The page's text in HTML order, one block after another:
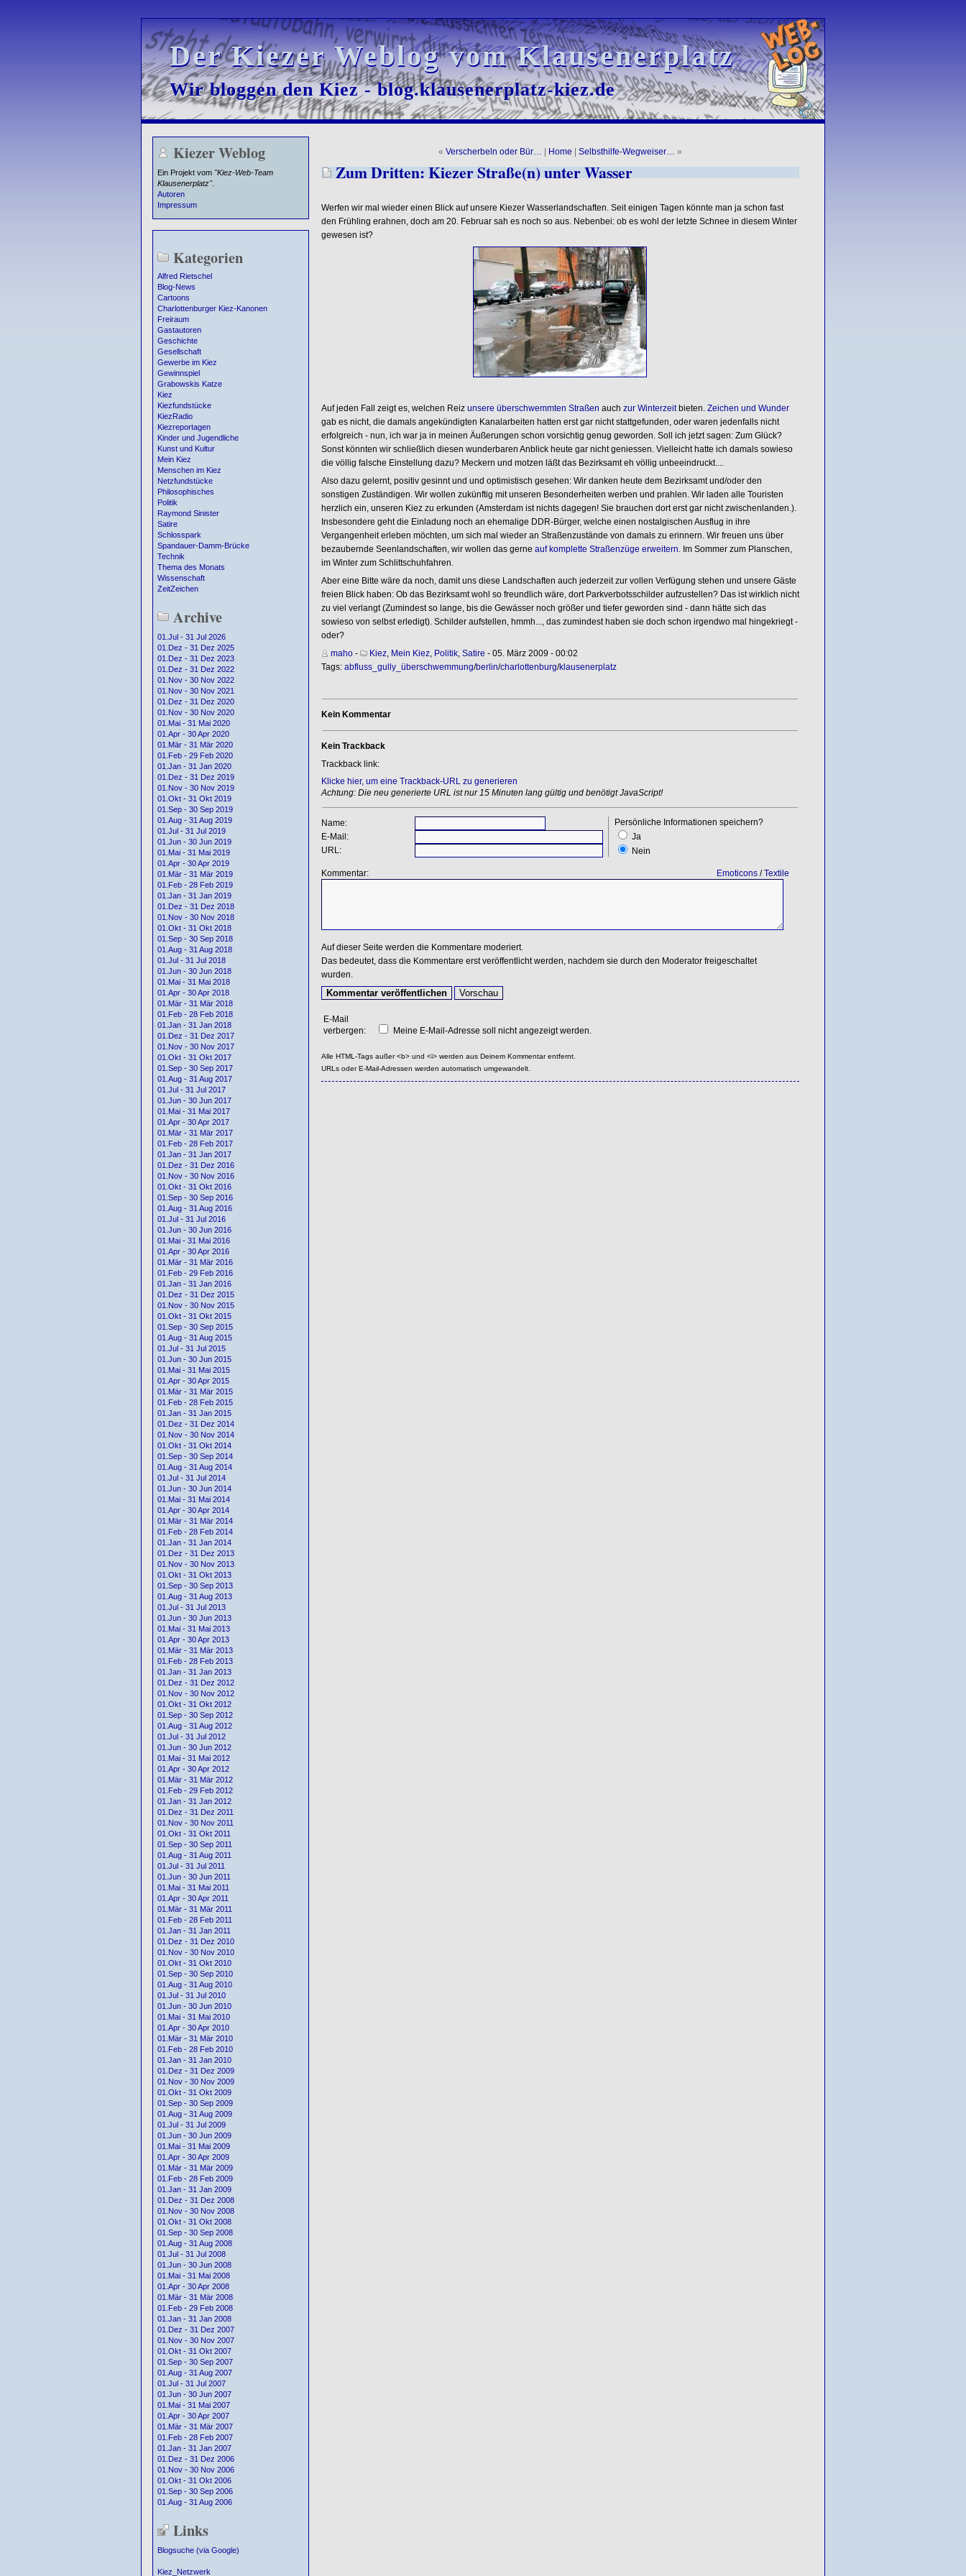
Der Kiezer Weblog vom Klausenerplatz
Der Kiezer Weblog vom Klausenerplatz
Wir bloggen den Kiez - blog.klausenerplatz-kiez.de
Wir bloggen den Kiez - blog.klausenerplatz-kiez.de
Kiezer Weblog
Ein Projekt vom "Kiez-Web-Team
Klausenerplatz".
Autoren
Impressum
Kategorien
Alfred Rietschel
Blog-News
Cartoons
Charlottenburger Kiez-Kanonen
Freiraum
Gastautoren
Geschichte
Gesellschaft
Gewerbe im Kiez
Gewinnspiel
Grabowskis Katze
Kiez
Kiezfundstücke
KiezRadio
Kiezreportagen
Kinder und Jugendliche
Kunst und Kultur
Mein Kiez
Menschen im Kiez
Netzfundstücke
Philosophisches
Politik
Raymond Sinister
Satire
Schlosspark
Spandauer-Damm-Brücke
Technik
Thema des Monats
Wissenschaft
ZeitZeichen
Archive
01.Jul - 31 Jul 2026
01.Dez - 31 Dez 2025
01.Dez - 31 Dez 2023
01.Dez - 31 Dez 2022
01.Nov - 30 Nov 2022
01.Nov - 30 Nov 2021
01.Dez - 31 Dez 2020
01.Nov - 30 Nov 2020
01.Mai - 31 Mai 2020
01.Apr - 30 Apr 2020
01.Mär - 31 Mär 2020
01.Feb - 29 Feb 2020
01.Jan - 31 Jan 2020
01.Dez - 31 Dez 2019
01.Nov - 30 Nov 2019
01.Okt - 31 Okt 2019
01.Sep - 30 Sep 2019
01.Aug - 31 Aug 2019
01.Jul - 31 Jul 2019
01.Jun - 30 Jun 2019
01.Mai - 31 Mai 2019
01.Apr - 30 Apr 2019
01.Mär - 31 Mär 2019
01.Feb - 28 Feb 2019
01.Jan - 31 Jan 2019
01.Dez - 31 Dez 2018
01.Nov - 30 Nov 2018
01.Okt - 31 Okt 2018
01.Sep - 30 Sep 2018
01.Aug - 31 Aug 2018
01.Jul - 31 Jul 2018
01.Jun - 30 Jun 2018
01.Mai - 31 Mai 2018
01.Apr - 30 Apr 2018
01.Mär - 31 Mär 2018
01.Feb - 28 Feb 2018
01.Jan - 31 Jan 2018
01.Dez - 31 Dez 2017
01.Nov - 30 Nov 2017
01.Okt - 31 Okt 2017
01.Sep - 30 Sep 2017
01.Aug - 31 Aug 2017
01.Jul - 31 Jul 2017
01.Jun - 30 Jun 2017
01.Mai - 31 Mai 2017
01.Apr - 30 Apr 2017
01.Mär - 31 Mär 2017
01.Feb - 28 Feb 2017
01.Jan - 31 Jan 2017
01.Dez - 31 Dez 2016
01.Nov - 30 Nov 2016
01.Okt - 31 Okt 2016
01.Sep - 30 Sep 2016
01.Aug - 31 Aug 2016
01.Jul - 31 Jul 2016
01.Jun - 30 Jun 2016
01.Mai - 31 Mai 2016
01.Apr - 30 Apr 2016
01.Mär - 31 Mär 2016
01.Feb - 29 Feb 2016
01.Jan - 31 Jan 2016
01.Dez - 31 Dez 2015
01.Nov - 30 Nov 2015
01.Okt - 31 Okt 2015
01.Sep - 30 Sep 2015
01.Aug - 31 Aug 2015
01.Jul - 31 Jul 2015
01.Jun - 30 Jun 2015
01.Mai - 31 Mai 2015
01.Apr - 30 Apr 2015
01.Mär - 31 Mär 2015
01.Feb - 28 Feb 2015
01.Jan - 31 Jan 2015
01.Dez - 31 Dez 2014
01.Nov - 30 Nov 2014
01.Okt - 31 Okt 2014
01.Sep - 30 Sep 2014
01.Aug - 31 Aug 2014
01.Jul - 31 Jul 2014
01.Jun - 30 Jun 2014
01.Mai - 31 Mai 2014
01.Apr - 30 Apr 2014
01.Mär - 31 Mär 2014
01.Feb - 28 Feb 2014
01.Jan - 31 Jan 2014
01.Dez - 31 Dez 2013
01.Nov - 30 Nov 2013
01.Okt - 31 Okt 2013
01.Sep - 30 Sep 2013
01.Aug - 31 Aug 2013
01.Jul - 31 Jul 2013
01.Jun - 30 Jun 2013
01.Mai - 31 Mai 2013
01.Apr - 30 Apr 2013
01.Mär - 31 Mär 2013
01.Feb - 28 Feb 2013
01.Jan - 31 Jan 2013
01.Dez - 31 Dez 2012
01.Nov - 30 Nov 2012
01.Okt - 31 Okt 2012
01.Sep - 30 Sep 2012
01.Aug - 31 Aug 2012
01.Jul - 31 Jul 2012
01.Jun - 30 Jun 2012
01.Mai - 31 Mai 2012
01.Apr - 30 Apr 2012
01.Mär - 31 Mär 2012
01.Feb - 29 Feb 2012
01.Jan - 31 Jan 2012
01.Dez - 31 Dez 2011
01.Nov - 30 Nov 2011
01.Okt - 31 Okt 2011
01.Sep - 30 Sep 2011
01.Aug - 31 Aug 2011
01.Jul - 31 Jul 2011
01.Jun - 30 Jun 2011
01.Mai - 31 Mai 2011
01.Apr - 30 Apr 2011
01.Mär - 31 Mär 2011
01.Feb - 28 Feb 2011
01.Jan - 31 Jan 2011
01.Dez - 31 Dez 2010
01.Nov - 30 Nov 2010
01.Okt - 31 Okt 2010
01.Sep - 30 Sep 2010
01.Aug - 31 Aug 2010
01.Jul - 31 Jul 2010
01.Jun - 30 Jun 2010
01.Mai - 31 Mai 2010
01.Apr - 30 Apr 2010
01.Mär - 31 Mär 2010
01.Feb - 28 Feb 2010
01.Jan - 31 Jan 2010
01.Dez - 31 Dez 2009
01.Nov - 30 Nov 2009
01.Okt - 31 Okt 2009
01.Sep - 30 Sep 2009
01.Aug - 31 Aug 2009
01.Jul - 31 Jul 2009
01.Jun - 30 Jun 2009
01.Mai - 31 Mai 2009
01.Apr - 30 Apr 2009
01.Mär - 31 Mär 2009
01.Feb - 28 Feb 2009
01.Jan - 31 Jan 2009
01.Dez - 31 Dez 2008
01.Nov - 30 Nov 2008
01.Okt - 31 Okt 2008
01.Sep - 30 Sep 2008
01.Aug - 31 Aug 2008
01.Jul - 31 Jul 2008
01.Jun - 30 Jun 2008
01.Mai - 31 Mai 2008
01.Apr - 30 Apr 2008
01.Mär - 31 Mär 2008
01.Feb - 29 Feb 2008
01.Jan - 31 Jan 2008
01.Dez - 31 Dez 2007
01.Nov - 30 Nov 2007
01.Okt - 31 Okt 2007
01.Sep - 30 Sep 2007
01.Aug - 31 Aug 2007
01.Jul - 31 Jul 2007
01.Jun - 30 Jun 2007
01.Mai - 31 Mai 2007
01.Apr - 30 Apr 2007
01.Mär - 31 Mär 2007
01.Feb - 28 Feb 2007
01.Jan - 31 Jan 2007
01.Dez - 31 Dez 2006
01.Nov - 30 Nov 2006
01.Okt - 31 Okt 2006
01.Sep - 30 Sep 2006
01.Aug - 31 Aug 2006
Links
Blogsuche (via Google)
Kiez_Netzwerk
« Verscherbeln oder Bür… Home Selbsthilfe-Wegweiser… »
Zum Dritten: Kiezer Straße(n) unter Wasser
Werfen wir mal wieder einen Blick auf unsere Kiezer Wasserlandschaften. Seit einigen Tagen könnte man ja schon fast
den Frühling erahnen, doch am 20. Februar sah es noch so aus. Nebenbei: ob es wohl der letzte Schnee in diesem Winter
gewesen ist?
Auf jeden Fall zeigt es, welchen Reiz unsere überschwemmten Straßen auch zur Winterzeitbieten. Zeichen und Wunder
gab es nicht, die damals angekündigten Kanalarbeiten hatten erst gar nicht stattgefunden, oder waren jedenfalls nicht
erfolgreich - nun, ich war ja in meinen Äußerungen schon vorsichtig genug geworden. Soll ich jetzt sagen: Zum Glück?
Sonst könnten wir schließlich diesen wunderbaren Anblick heute gar nicht geniessen. Vielleicht hatte ich damals sowieso
die völlig falsche Einstellung dazu? Meckern und motzen läßt das Bezirksamt eh völlig unbeeindruckt....
Also dazu gelernt, positiv gesinnt und und optimistisch gesehen: Wir danken heute dem Bezirksamt und/oder den
sonstigen Zuständigen. Wir wollen zukünftig mit unseren Besonderheiten werben und prahlen. Wir laden alle Touristen
herzlich ein, unseren Kiez zu erkunden (Amsterdam ist nichts dagegen! Sie brauchen dort erst gar nicht zwischenlanden.).
Insbesondere geht die Einladung noch an ehemalige DDR-Bürger, welche einen nostalgischen Ausflug in ihre
Vergangenheit erleben möchten, um sich mal wieder an Straßenzustände von damals zu erinnern. Wir freuen uns über
bezaubernde Seenlandschaften, wir wollen das gerne auf komplette Straßenzüge erweitern . Im Sommer zum Planschen,
im Winter zum Schlittschuhfahren.
Aber eine Bitte wäre da noch, damit uns diese Landschaften auch jederzeit zur vollen Verfügung stehen und unsere Gäste
freien Blick haben: Ob das Bezirksamt wohl so freundlich wäre, dort Parkverbotsschilder aufzustellen? Das ist wirklich nicht
zu viel verlangt (Zumindest so lange, bis die Gewässer noch größer und tiefer geworden sind - dann hätte sich das
sowieso von selbst erledigt). Schilder aufstellen, hmmh..., das zumindest haben sie doch schon irgendwo mal hingekriegt -
oder?
maho- Kiez, Mein Kiez, Politik, Satire - 05. März 2009 - 00:02
Tags: abfluss_gully_überschwemmung/berlin/charlottenburg/klausenerplatz
Kein Kommentar
Kein Trackback
Trackback link:
Klicke hier, um eine Trackback-URL zu generieren
Achtung: Die neu generierte URL ist nur 15 Minuten lang gültig und benötigt JavaScript!
Name:
Persönliche Informationen speichern?
Ja
Nein
E-Mail:
URL:
Kommentar: Emoticons/Textile
Auf dieser Seite werden die Kommentare moderiert.
Das bedeutet, dass die Kommentare erst veröffentlicht werden, nachdem sie durch den Moderator freigeschaltet
wurden.
E-Mail
verbergen:
Meine E-Mail-Adresse soll nicht angezeigt werden.
Alle HTML-Tags außer <b> und <i> werden aus Deinem Kommentar entfernt.
URLs oder E-Mail-Adressen werden automatisch umgewandelt.